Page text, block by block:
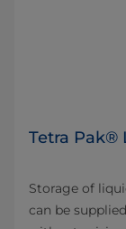
Tetra Pak®
Storage of
can be